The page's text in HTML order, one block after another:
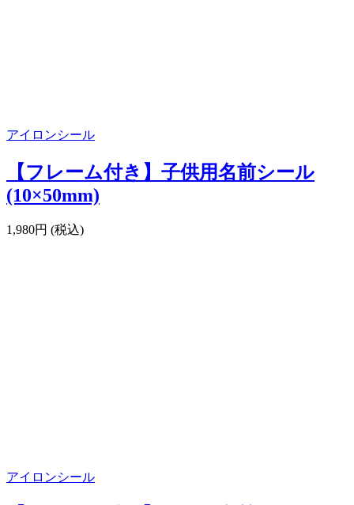
アイロンシール
【フレーム付き】子供用名前シール
(10×50mm)
1,980円 (税込)
アイロンシール